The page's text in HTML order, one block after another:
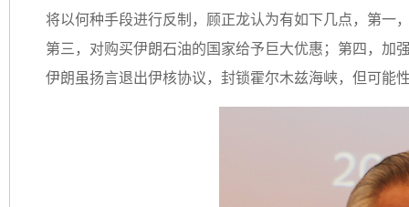
将以何种手段进行反制，顾正龙认为有如下几点，第一
第三，对购买伊朗石油的国家给予巨大优惠；第四，加
伊朗虽扬言退出伊核协议，封锁霍尔木兹海峡，但可能